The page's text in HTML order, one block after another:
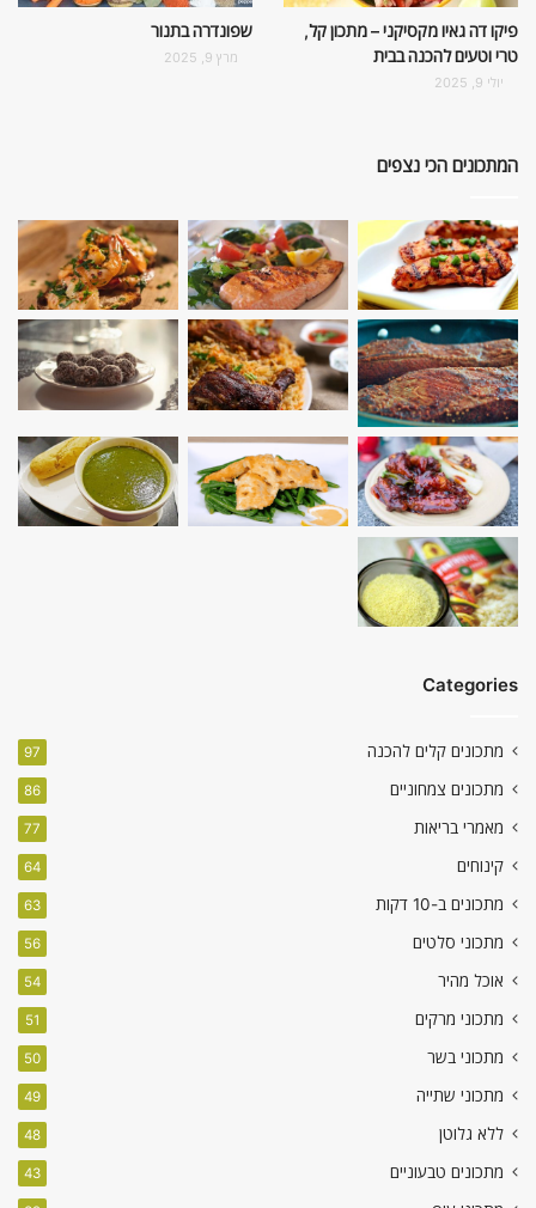
פיקו דה גאיו מקסיקני – מתכון קל,
טרי וטעים להכנה בבית
יולי 9, 2025
שפונדרה בתנור
מרץ 9, 2025
המתכונים הכי נצפים
Categories
מתכונים קלים להכנה 97
מתכונים צמחוניים 86
מאמרי בריאות 77
קינוחים 64
מתכונים ב-10 דקות 63
מתכוני סלטים 56
אוכל מהיר 54
מתכוני מרקים 51
מתכוני בשר 50
מתכוני שתייה 49
ללא גלוטן 48
מתכונים טבעוניים 43